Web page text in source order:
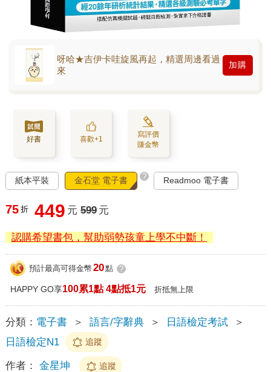
呀哈★吉伊卡哇旋風再起，精選周邊看過
來
加購
好書 喜歡+1
寫評價
賺金幣
紙本平裝 金石堂 電子書 ? Readmoo 電子書
75 折 449 元 599 元
認購希望書包，幫助弱勢孩童上學不中斷！
預計最高可得金幣 20點 ?
HAPPY GO享100累1點 4點抵1元 折抵無上限
分類： 電子書 ＞ 語言/字辭典 ＞ 日語檢定考試
＞
日語檢定N1
追蹤
作者： 金星坤 追蹤